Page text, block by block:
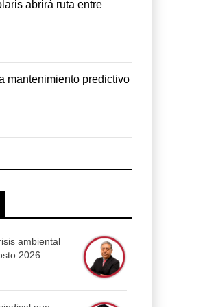
abrirá ruta entre
mantenimiento predictivo
ambiental
2026